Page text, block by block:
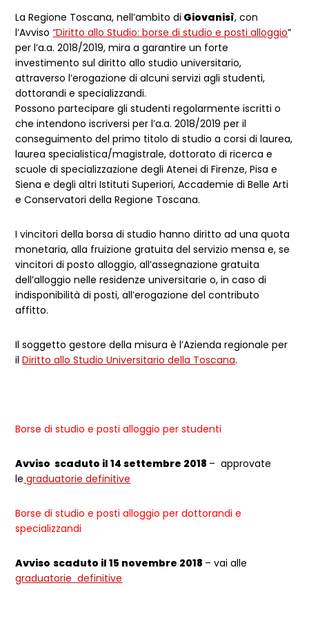
La Regione Toscana, nell’ambito di Giovanisì, con
l’Avviso“Diritto allo Studio: borse di studio e posti alloggio”
per l’a.a. 2018/2019, mira a garantire un forte
investimento sul diritto allo studio universitario,
attraverso l’erogazione di alcuni servizi agli studenti,
dottorandi e specializzandi.
Possono partecipare gli studenti regolarmente iscritti o
che intendono iscriversi per l’a.a. 2018/2019 per il
conseguimento del primo titolo di studio a corsi di laurea,
laurea specialistica/magistrale, dottorato di ricerca e
scuole di specializzazione degli Atenei di Firenze, Pisa e
Siena e degli altri Istituti Superiori, Accademie di Belle Arti
e Conservatori della Regione Toscana.
I vincitori della borsa di studio hanno diritto ad una quota
monetaria, alla fruizione gratuita del servizio mensa e, se
vincitori di posto alloggio, all’assegnazione gratuita
dell’alloggio nelle residenze universitarie o, in caso di
indisponibilità di posti, all’erogazione del contributo
affitto.
Il soggetto gestore della misura è l’Azienda regionale per
ilDiritto allo Studio Universitario della Toscana.
Borse di studio e posti alloggio per studenti
Avviso scaduto il 14 settembre 2018 – approvate
le graduatorie definitive
Borse di studio e posti alloggio per dottorandi e
specializzandi
Avviso scaduto il 15 novembre 2018 – vai alle
graduatorie definitive